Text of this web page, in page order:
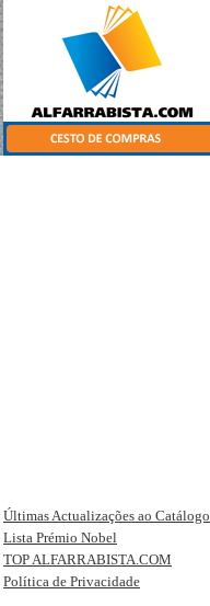
Últimas Actualizações ao Catálogo
Lista Prémio Nobel
TOP ALFARRABISTA.COM
Política de Privacidade